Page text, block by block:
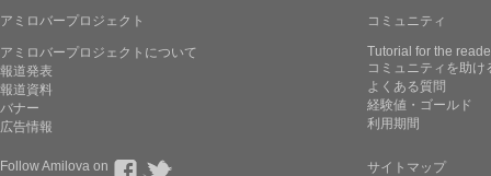
アミロバープロジェクト
アミロバープロジェクトについて
報道発表
報道資料
バナー
広告情報
コミュニティ
Tutorial for the
コミュニティを助け
よくある質問
経験値・ゴールド
利用期間
Follow Amilova on サイトマップ